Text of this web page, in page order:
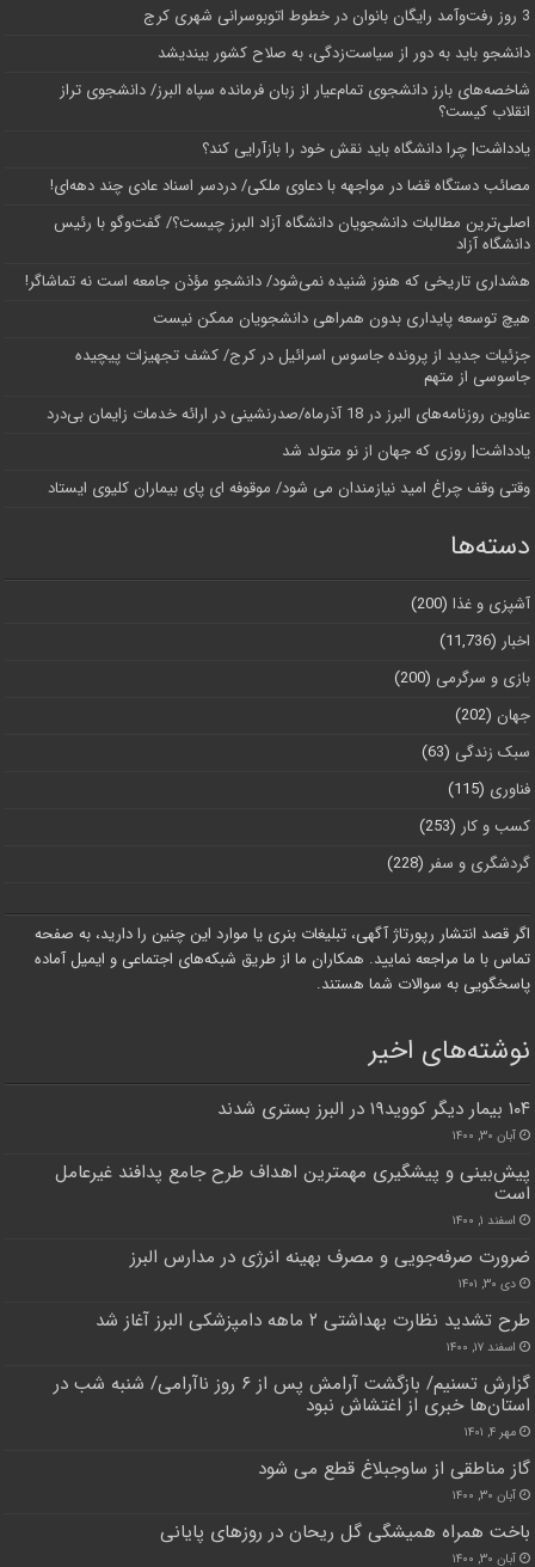
3 روز رفت‌وآمد رایگان بانوان در خطوط اتوبوسرانی شهری کرج
دانشجو باید به دور از سیاست‌زدگی، به صلاح کشور بیندیشد
شاخصه‌های بارز دانشجوی تمام‌عیار از زبان فرمانده سپاه البرز/ دانشجوی تراز
انقلاب کیست؟
یادداشت| چرا دانشگاه باید نقش خود را بازآرایی کند؟
مصائب دستگاه قضا در مواجهه با دعاوی ملکی/ دردسر اسناد عادی چند‌ دهه‌ای!
اصلی‌ترین مطالبات دانشجویان دانشگاه آزاد البرز چیست؟/ گفت‌وگو با رئیس
دانشگاه آز‌اد
هشداری تاریخی که هنوز شنیده نمی‌شود/ دانشجو مؤذن جامعه است نه تماشاگر!
هیچ توسعه پایداری بدون همراهی دانشجویان ممکن نیست
جزئیات جدید از پرونده جاسوس اسرائیل در کرج/‌ کشف تجهیزات پیچیده
جاسوسی از متهم
عناوین روزنامه‌های البرز در ‌18 آذرماه/صدرنشینی در ارائه خدمات زایمان بی‌درد
یادداشت| روزی که جهان از نو متولد شد
وقتی وقف چراغ امید نیازمندان می شود/ موقوفه ای پای بیماران کلیوی ایستاد
دسته‌ها
آشپزی و غذا (200)
اخبار (11,736)
بازی و سرگرمی (200)
جهان (202)
سبک زندگی (63)
فناوری (115)
کسب و کار (253)
گردشگری و سفر (228)
اگر قصد انتشار رپورتاژ آگهی، تبلیغات بنری یا موارد این چنین را دارید، به صفحه
تماس با ما مراجعه نمایید. همکاران ما از طریق شبکه‌های اجتماعی و ایمیل آماده
پاسخگویی به سوالات شما هستند.
نوشته‌های اخیر
۱۰۴ بیمار دیگر کووید۱۹ در البرز بستری شدند
آبان ۳۰, ۱۴۰۰
پیش‌بینی و پیشگیری مهمترین اهداف طرح جامع پدافند غیرعامل
است
اسفند ۱, ۱۴۰۰
ضرورت صرفه‌جویی و مصرف بهینه انرژی در مدارس البرز
دی ۳۰, ۱۴۰۱
طرح تشدید نظارت بهداشتی ۲ ماهه دامپزشکی البرز آغاز شد
اسفند ۱۷, ۱۴۰۰
گزارش تسنیم/ بازگشت آرامش پس از ۶ روز ناآرامی/ شنبه شب در
استان‌ها خبری از اغتشاش نبود
مهر ۴, ۱۴۰۱
گاز مناطقی از ساوجبلاغ قطع می شود
آبان ۳۰, ۱۴۰۰
باخت همراه همیشگی گل ریحان در روزهای پایانی
آبان ۳۰, ۱۴۰۰